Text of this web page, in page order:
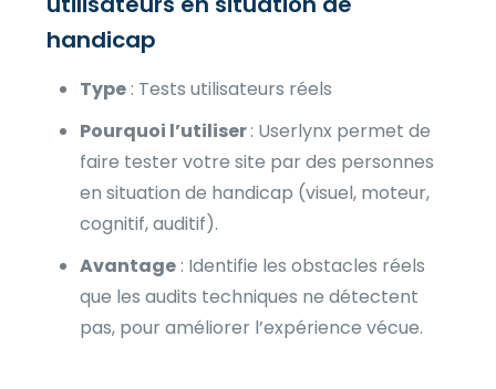
handicap
Type: Tests utilisateurs réels
Pourquoi l’utiliser: Userlynx permet de
faire tester votre site par des personnes
en situation de handicap (visuel, moteur,
cognitif, auditif).
Avantage: Identifie les obstacles réels
que les audits techniques ne détectent
pas, pour améliorer l’expérience vécue.